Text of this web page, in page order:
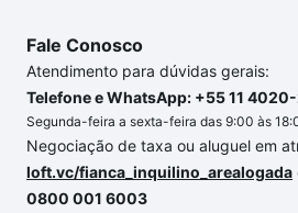
Fale Conosco
Atendimento para dúvidas gerais:
Telefone e WhatsApp: +55 11
Segunda-feira a sexta-feira das 9:00 às
Negociação de taxa ou aluguel em
loft.vc/fianca_inquilino_arealogada
0800 001 6003